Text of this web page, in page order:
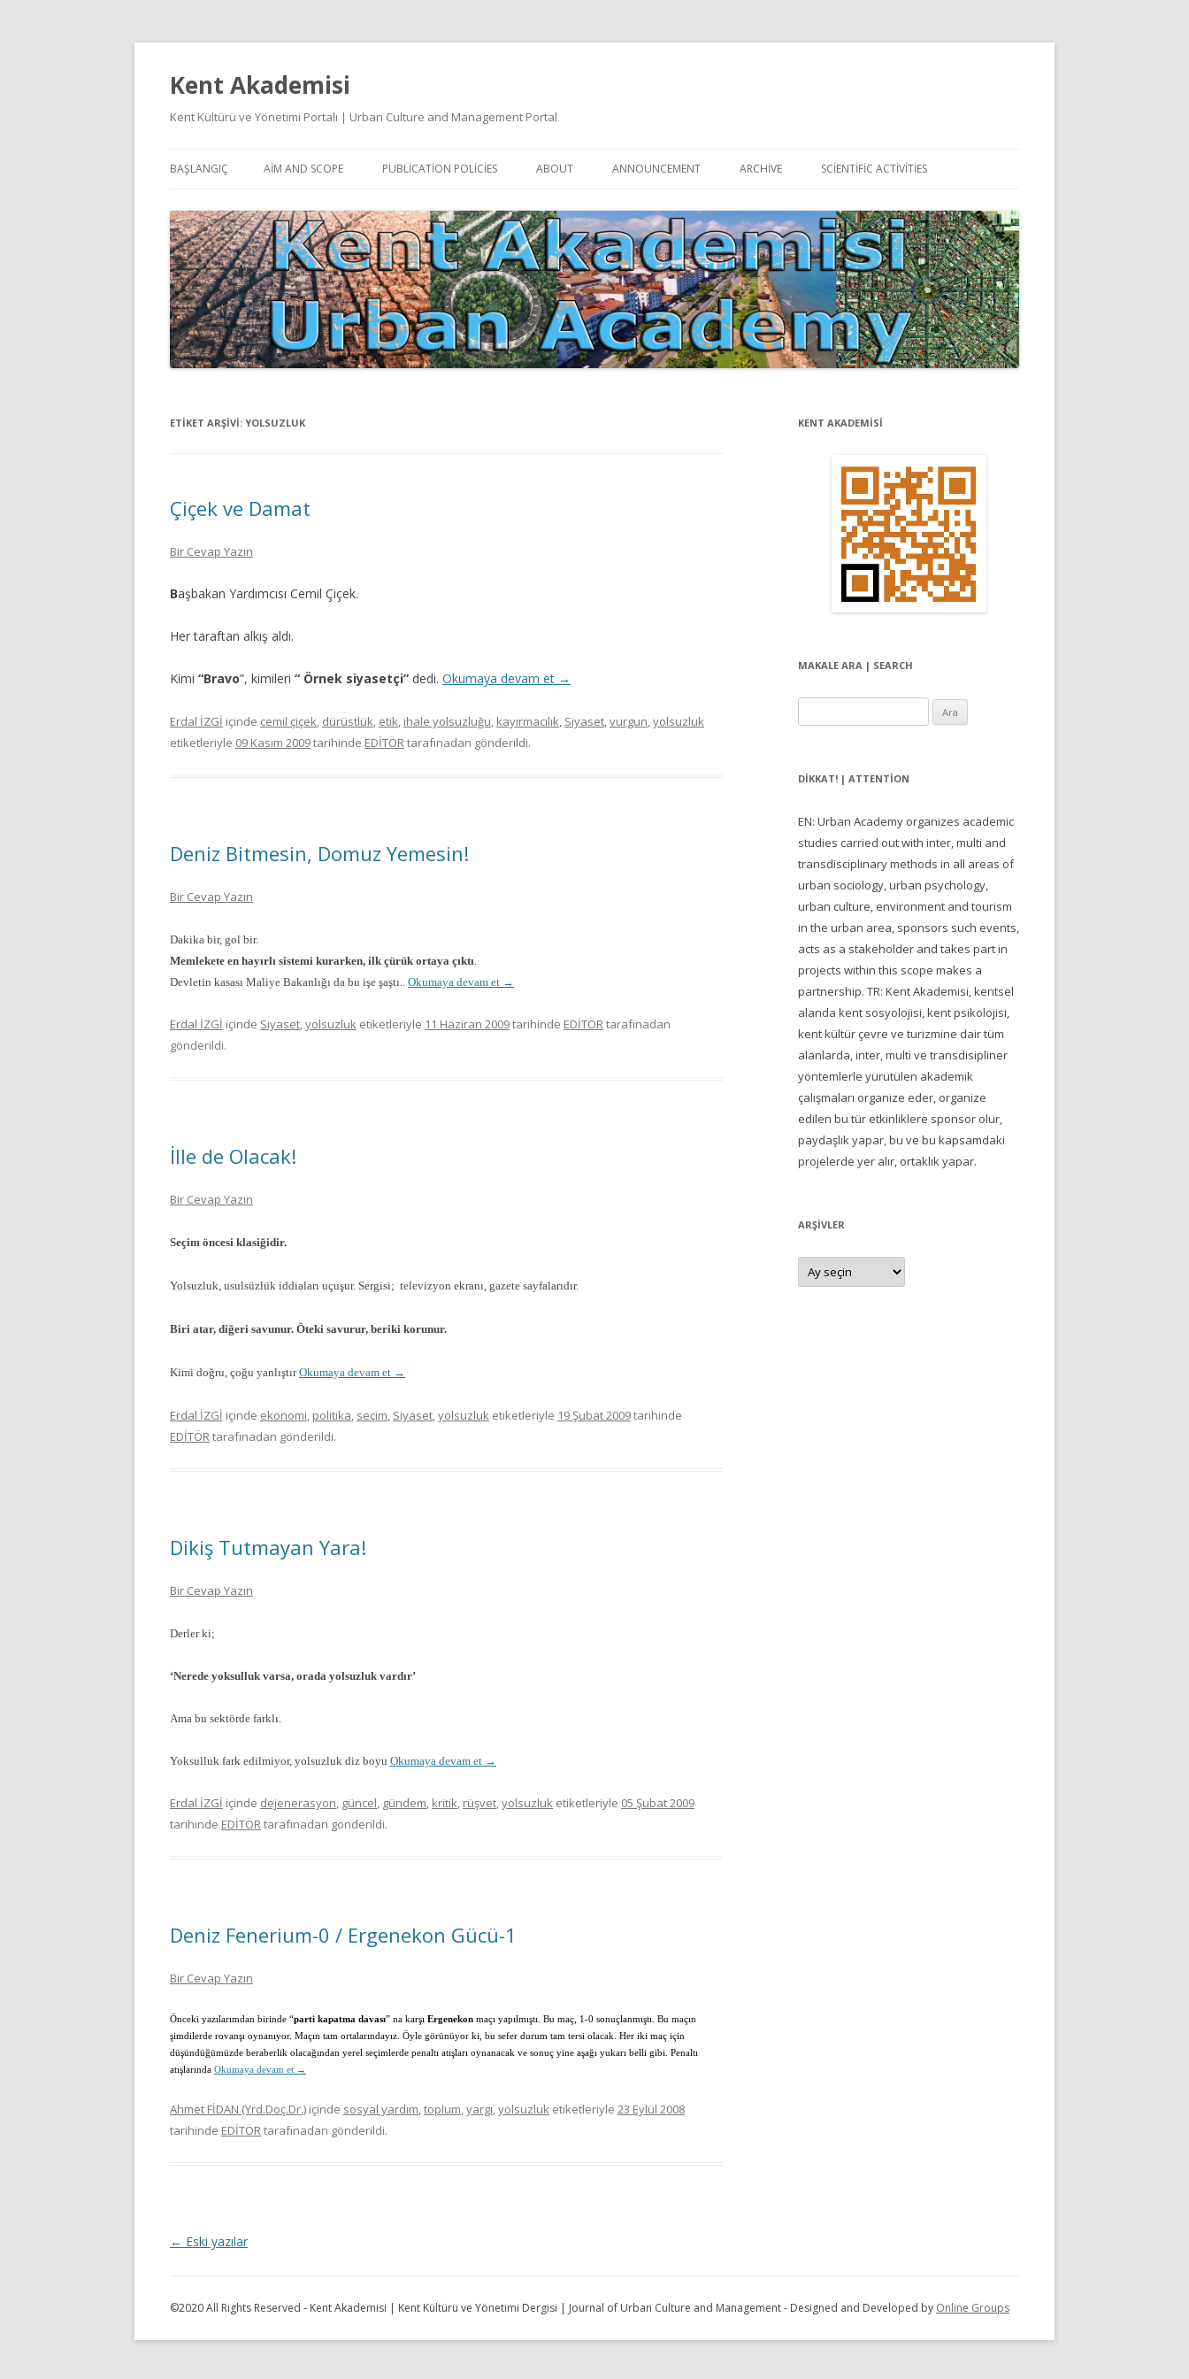
Kent Akademisi
Kent Kültürü ve Yönetimi Portalı | Urban Culture and Management Portal
atla
BAŞLANGIÇ AIM AND SCOPE PUBLICATION POLICIES
DOCUMENTATION
YAZIM KURALLARI
SÜREÇ REHBERI | PROCESS GUIDE
ETIK İLKELER | ETHICAL RULES
ABOUT
EDITORIAL BOARD
ETIK KURUL | ETHICAL BOARDS
İNDEKSLER
JOURNAL HISTORY | DERGI
TARIHÇESI
ADVERTISEMENT FEE
ANNOUNCEMENT ARCHIVE SCIENTIFIC ACTIVITIES
ETIKET ARŞIVI: YOLSUZLUK
Çiçek ve Damat
Bir Cevap Yazın
Başbakan Yardımcısı Cemil Çiçek.
Her taraftan alkış aldı.
Kimi “Bravo”, kimileri “ Örnek siyasetçi” dedi. Okumaya devam et →
Erdal İZGİ içinde cemil çiçek, dürüstlük, etik, ihale yolsuzluğu, kayırmacılık, Siyaset,vurgun,yolsuzluk
etiketleriyle 09 Kasım 2009tarihinde EDİTÖRtarafınadan gönderildi.
Deniz Bitmesin, Domuz Yemesin!
Bir Cevap Yazın
Dakika bir, gol bir.
Memlekete en hayırlı sistemi kurarken, ilk çürük ortaya çıktı.
Devletin kasası Maliye Bakanlığı da bu işe şaştı.. Okumaya devam et →
Erdal İZGİ içinde Siyaset,yolsuzluk etiketleriyle 11 Haziran 2009tarihinde EDİTÖRtarafınadan
gönderildi.
İlle de Olacak!
Bir Cevap Yazın
Seçim öncesi klasiğidir.
Yolsuzluk, usulsüzlük iddiaları uçuşur. Sergisi; televizyon ekranı, gazete sayfalarıdır.
Biri atar, diğeri savunur. Öteki savurur, beriki korunur.
Kimi doğru, çoğu yanlıştırOkumaya devam et →
Erdal İZGİ içinde ekonomi, politika, seçim, Siyaset,yolsuzluk etiketleriyle 19 Şubat 2009tarihinde
EDİTÖRtarafınadan gönderildi.
Dikiş Tutmayan Yara!
Bir Cevap Yazın
Derler ki;
‘Nerede yoksulluk varsa, orada yolsuzluk vardır’
Ama bu sektörde farklı.
Yoksulluk fark edilmiyor, yolsuzluk diz boyu Okumaya devam et →
Erdal İZGİ içinde dejenerasyon, güncel, gündem, kritik, rüşvet,yolsuzluk etiketleriyle 05 Şubat 2009
tarihinde EDİTÖRtarafınadan gönderildi.
Deniz Fenerium-0 / Ergenekon Gücü-1
Bir Cevap Yazın
Önceki yazılarımdan birinde “parti kapatma davası” na karşı Ergenekon maçı yapılmıştı. Bu maç, 1-0 sonuçlanmıştı. Bu maçın
şimdilerde rovanşı oynanıyor. Maçın tam ortalarındayız. Öyle görünüyor ki, bu sefer durum tam tersi olacak. Her iki maç için
düşündüğümüzde beraberlik olacağından yerel seçimlerde penaltı atışları oynanacak ve sonuç yine aşağı yukarı belli gibi. Penaltı
atışlarında Okumaya devam et →
Ahmet FİDAN (Yrd.Doç.Dr.) içinde sosyal yardım,toplum,yargı,yolsuzluk etiketleriyle 23 Eylül 2008
tarihinde EDİTÖRtarafınadan gönderildi.
Y
ı
d
← Eski yazılar
KENT AKADEMİSİ
MAKALE ARA | SEARCH
DIKKAT! | ATTENTION
EN: Urban Academy organizes academic
studies carried out with inter, multi and
transdisciplinary methods in all areas of
urban sociology, urban psychology,
urban culture, environment and tourism
in the urban area, sponsors such events,
acts as a stakeholder and takes part in
projects within this scope makes a
partnership. TR: Kent Akademisi, kentsel
alanda kent sosyolojisi, kent psikolojisi,
kent kültür çevre ve turizmine dair tüm
alanlarda, inter, multi ve transdisipliner
yöntemlerle yürütülen akademik
çalışmaları organize eder, organize
edilen bu tür etkinliklere sponsor olur,
paydaşlık yapar, bu ve bu kapsamdaki
projelerde yer alır, ortaklık yapar.
ARŞIVLER
Arşivler
©2020 All Rights Reserved - Kent Akademisi | Kent Kültürü ve Yönetimi Dergisi | Journal of Urban Culture and Management - Designed and Developed by Online Groups